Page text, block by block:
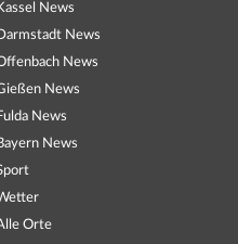
News
News
News
News
News
News
Orte